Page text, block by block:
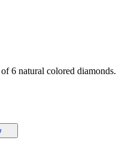
6 natural colored diamonds.
Green.